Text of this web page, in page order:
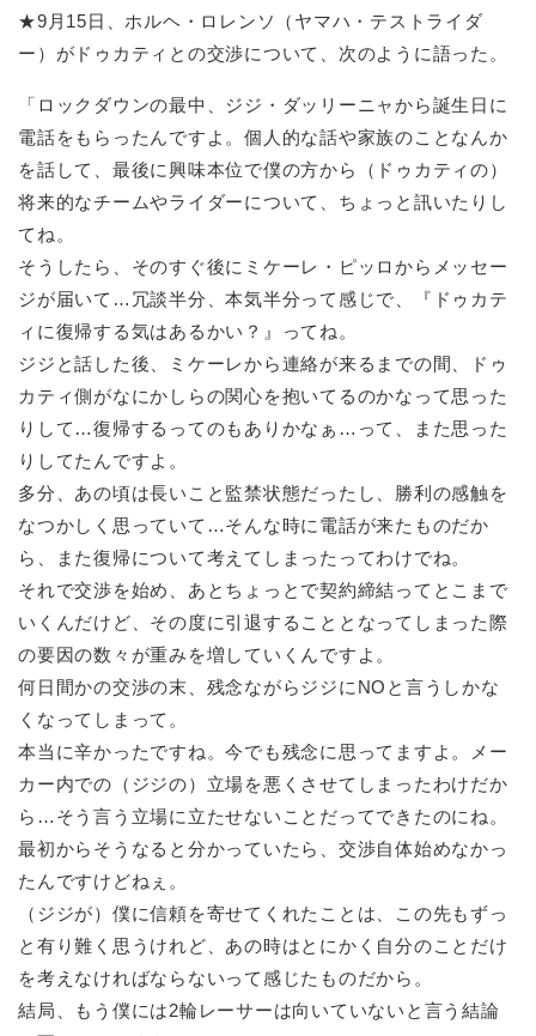
★9月15日、ホルヘ・ロレンソ（ヤマハ・テストライダ
ー）がドゥカティとの交渉について、次のように語った。
「ロックダウンの最中、ジジ・ダッリーニャから誕生日に
電話をもらったんですよ。個人的な話や家族のことなんか
を話して、最後に興味本位で僕の方から（ドゥカティの）
将来的なチームやライダーについて、ちょっと訊いたりし
てね。
そうしたら、そのすぐ後にミケーレ・ピッロからメッセー
ジが届いて…冗談半分、本気半分って感じで、『ドゥカテ
ィに復帰する気はあるかい？』ってね。
ジジと話した後、ミケーレから連絡が来るまでの間、ドゥ
カティ側がなにかしらの関心を抱いてるのかなって思った
りして…復帰するってのもありかなぁ…って、また思った
りしてたんですよ。
多分、あの頃は長いこと監禁状態だったし、勝利の感触を
なつかしく思っていて…そんな時に電話が来たものだか
ら、また復帰について考えてしまったってわけでね。
それで交渉を始め、あとちょっとで契約締結ってとこまで
いくんだけど、その度に引退することとなってしまった際
の要因の数々が重みを増していくんですよ。
何日間かの交渉の末、残念ながらジジにNOと言うしかな
くなってしまって。
本当に辛かったですね。今でも残念に思ってますよ。メー
カー内での（ジジの）立場を悪くさせてしまったわけだか
ら…そう言う立場に立たせないことだってできたのにね。
最初からそうなると分かっていたら、交渉自体始めなかっ
たんですけどねぇ。
（ジジが）僕に信頼を寄せてくれたことは、この先もずっ
と有り難く思うけれど、あの時はとにかく自分のことだけ
を考えなければならないって感じたものだから。
結局、もう僕には2輪レーサーは向いていないと言う結論